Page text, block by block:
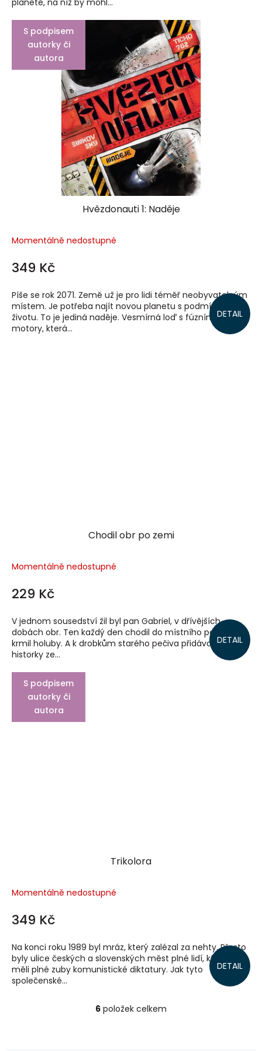
S podpisem
autorky či
autora
Hvězdonauti 1: Naděje
Momentálně nedostupné
349 Kč
DETAIL
Píše se rok 2071. Země už je pro lidi téměř neobyvatelným
místem. Je potřeba najít novou planetu s podmínkami k
životu. To je jediná naděje. Vesmírná loď s fúzními
motory, která...
Chodil obr po zemi
Momentálně nedostupné
229 Kč
DETAIL
V jednom sousedství žil byl pan Gabriel, v dřívějších
dobách obr. Ten každý den chodil do místního parku, kde
krmil holuby. A k drobkům starého pečiva přidával i
historky ze...
S podpisem
autorky či
autora
Trikolora
Momentálně nedostupné
349 Kč
DETAIL
Na konci roku 1989 byl mráz, který zalézal za nehty. Přesto
byly ulice českých a slovenských měst plné lidí, kteří už
měli plné zuby komunistické diktatury. Jak tyto
společenské...
O
6 položek celkem